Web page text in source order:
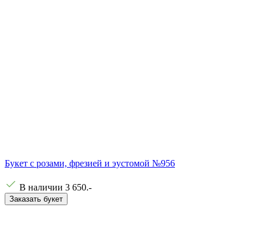
Букет с розами, фрезией и эустомой №956
В наличии 3 650.-
Заказать букет